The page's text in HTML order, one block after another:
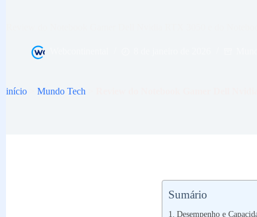
início Mundo Tech
Sumário
Desempenho e